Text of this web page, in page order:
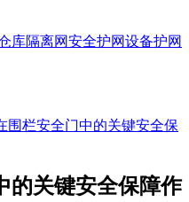
库隔离网安全护网设备护网
围栏安全门中的关键安全保
的关键安全保障作